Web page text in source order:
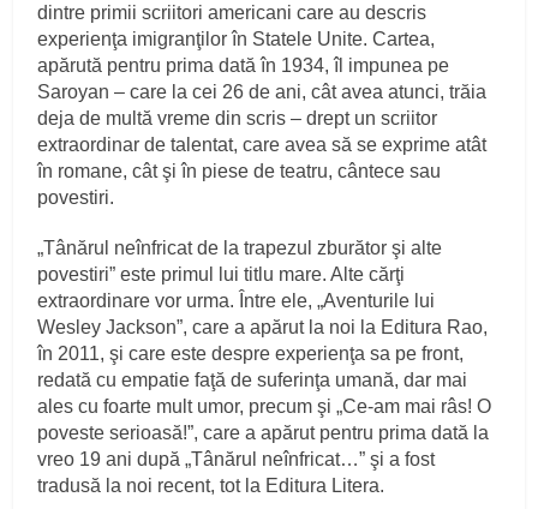
dintre primii scriitori americani care au descris
experienţa imigranţilor în Statele Unite. Cartea,
apărută pentru prima dată în 1934, îl impunea pe
Saroyan – care la cei 26 de ani, cât avea atunci, trăia
deja de multă vreme din scris – drept un scriitor
extraordinar de talentat, care avea să se exprime atât
în romane, cât şi în piese de teatru, cântece sau
povestiri.
„Tânărul neînfricat de la trapezul zburător şi alte
povestiri” este primul lui titlu mare. Alte cărţi
extraordinare vor urma. Între ele, „Aventurile lui
Wesley Jackson”, care a apărut la noi la Editura Rao,
în 2011, şi care este despre experienţa sa pe front,
redată cu empatie faţă de suferinţa umană, dar mai
ales cu foarte mult umor, precum şi „Ce-am mai râs! O
poveste serioasă!”, care a apărut pentru prima dată la
vreo 19 ani după „Tânărul neînfricat…” şi a fost
tradusă la noi recent, tot la Editura Litera.